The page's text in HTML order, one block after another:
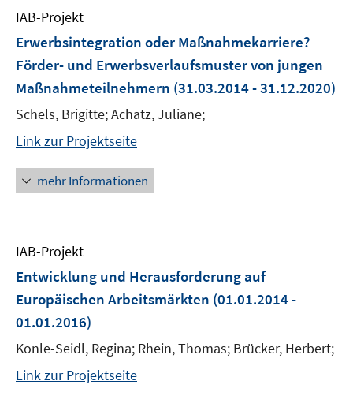
IAB-Projekt
Erwerbsintegration oder Maßnahmekarriere?
Förder- und Erwerbsverlaufsmuster von jungen
Maßnahmeteilnehmern (31.03.2014 - 31.12.2020)
Schels, Brigitte; Achatz, Juliane;
Link zur Projektseite
mehr Informationen
IAB-Projekt
Entwicklung und Herausforderung auf
Europäischen Arbeitsmärkten (01.01.2014 -
01.01.2016)
Konle-Seidl, Regina; Rhein, Thomas; Brücker, Herbert;
Link zur Projektseite